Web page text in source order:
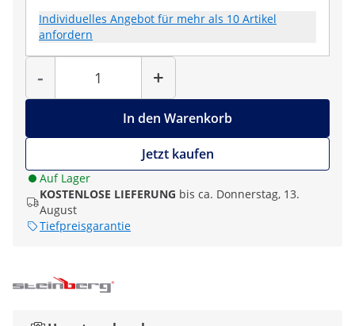
Individuelles Angebot für mehr als 10 Artikel
anfordern
-
Menge
+
In den Warenkorb
Jetzt kaufen
Auf Lager
KOSTENLOSE LIEFERUNG bis ca. Donnerstag, 13.
August
Tiefpreisgarantie